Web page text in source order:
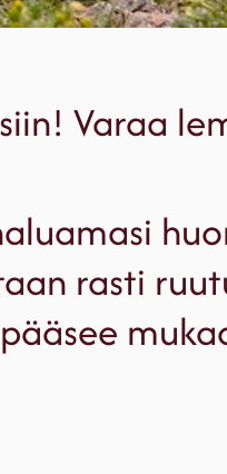
Varaa
rasti